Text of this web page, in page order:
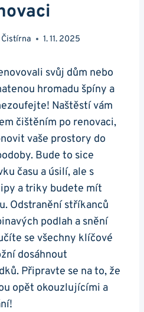
1. 11. 2025
svůj dům nebo
hromadu špíny a
Naštěstí vám
čištěním po renovaci,
vaše prostory do
Bude to sice
času a úsilí, ale s
a triky budete mít
Odstranění stříkanců
podlah a snění
se všechny klíčové
dosáhnout
Připravte se na to, že
opět okouzlujícími a